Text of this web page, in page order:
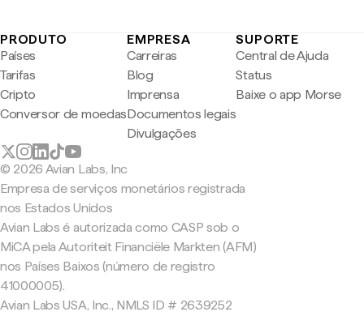
PRODUTO
Países
Tarifas
Cripto
Conversor de moedas
EMPRESA
Carreiras
Blog
Imprensa
Documentos legais
Divulgações
SUPORTE
Central de Ajuda
Status
Baixe o app Morse
© 2026 Avian Labs, Inc
Empresa de serviços monetários registrada
nos Estados Unidos
Avian Labs é autorizada como CASP sob o
MiCA pela Autoriteit Financiële Markten (AFM)
nos Países Baixos (número de registro
41000005).
Avian Labs USA, Inc., NMLS ID # 2639252